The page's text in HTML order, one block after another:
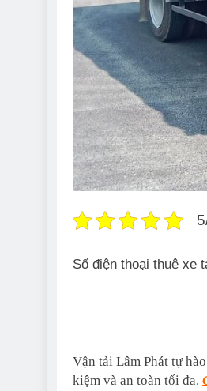
Số điện thoại thuê xe
Vận tải Lâm Phát tự
kiệm và an toàn tối đa.